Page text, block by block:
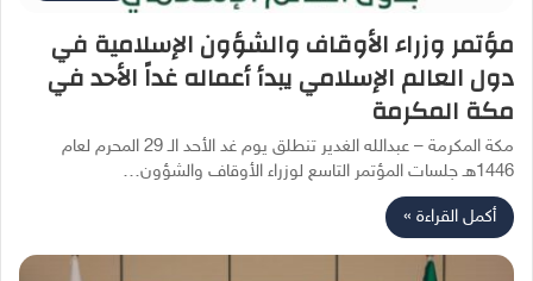
مؤتمر وزراء الأوقاف والشؤون الإسلامية في
دول العالم الإسلامي يبدأ أعماله غداً الأحد في
مكة المكرمة
مكة المكرمة – عبدالله الغدير تنطلق يوم غد الأحد الـ 29 المحرم لعام
1446هـ جلسات المؤتمر التاسع لوزراء الأوقاف والشؤون…
أكمل القراءة »